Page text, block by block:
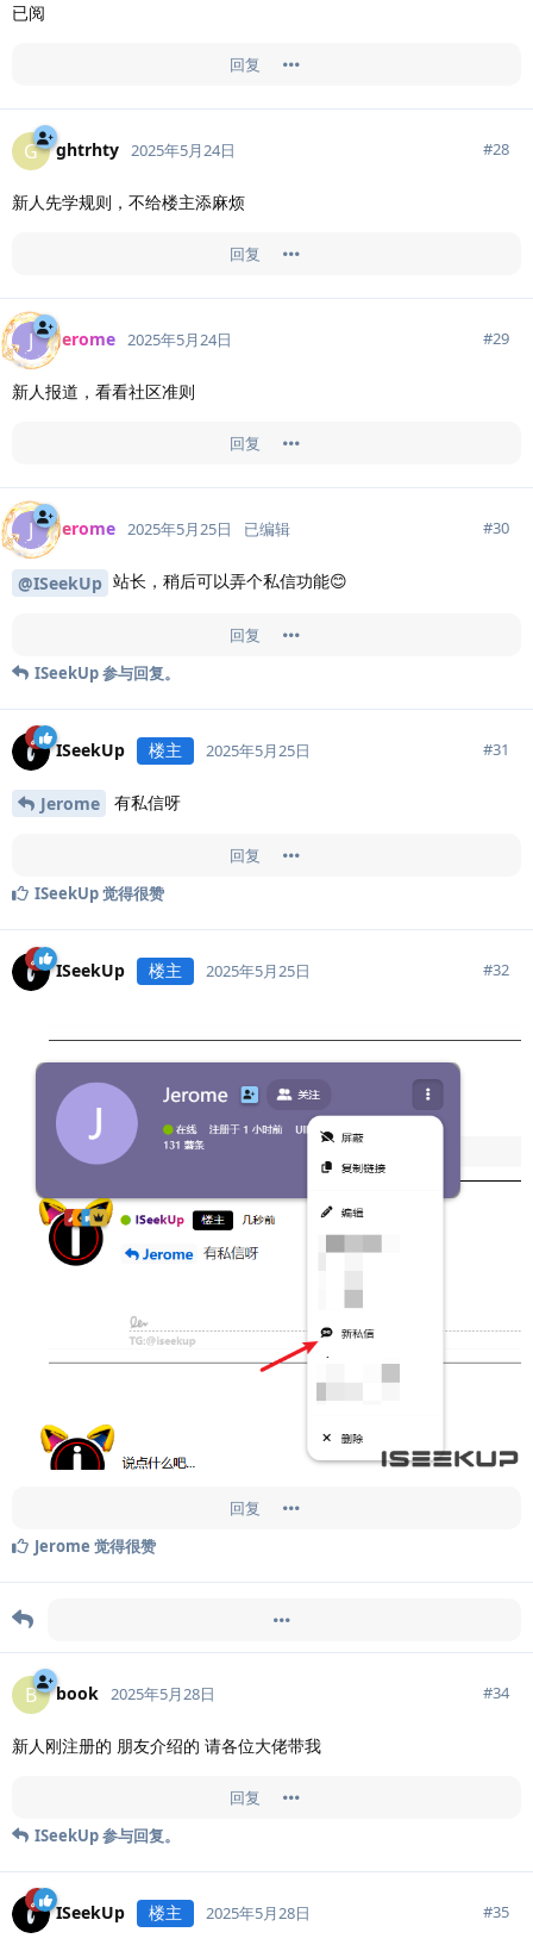
已阅
回复
G ghtrhty 2025年5月24日 #28
新人先学规则，不给楼主添麻烦
回复
J Jerome 2025年5月24日 #29
新人报道，看看社区准则
回复
J Jerome 2025年5月25日 已编辑 #30
@ISeekUp 站长，稍后可以弄个私信功能😊
回复
ISeekUp参与回复。
ISeekUp 楼主 2025年5月25日 #31
Jerome 有私信呀
回复
ISeekUp觉得很赞
ISeekUp 楼主 2025年5月25日 #32
回复
Jerome 觉得很赞
签到在哪儿呀？
B book 2025年5月28日 #34
新人刚注册的 朋友介绍的 请各位大佬带我
回复
ISeekUp参与回复。
ISeekUp 楼主 2025年5月28日 #35